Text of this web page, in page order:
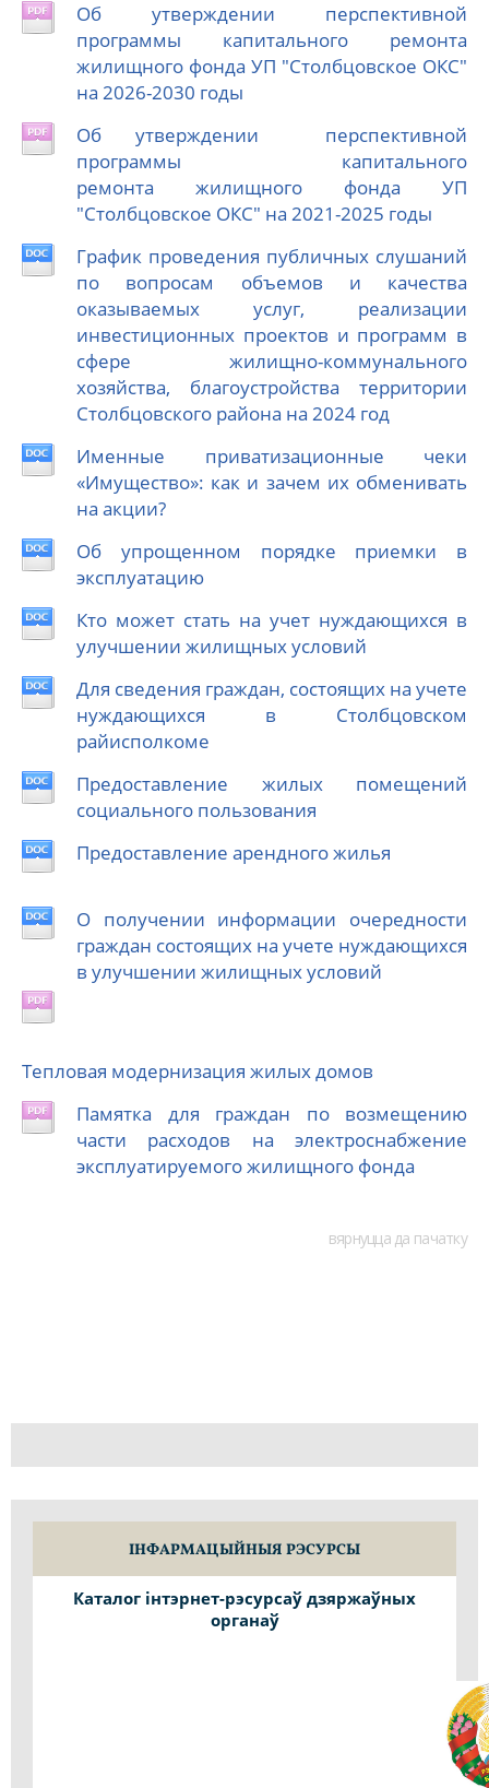
Об утверждении перспективной
программы капитального ремонта
жилищного фонда УП "Столбцовское ОКС"
на 2026-2030 годы
Об утверждении перспективной
программы капитального
ремонта жилищного фонда УП
"Столбцовское ОКС" на 2021-2025 годы
График проведения публичных слушаний
по вопросам объемов и качества
оказываемых услуг, реализации
инвестиционных проектов и программ в
сфере жилищно-коммунального
хозяйства, благоустройства территории
Столбцовского района на 2024 год
Именные приватизационные чеки
«Имущество»: как и зачем их обменивать
на акции?
Об упрощенном порядке приемки в
эксплуатацию
Кто может стать на учет нуждающихся в
улучшении жилищных условий
Для сведения граждан, состоящих на учете
нуждающихся в Столбцовском
райисполкоме
Предоставление жилых помещений
социального пользования
Предоставление арендного жилья
О получении информации очередности
граждан состоящих на учете нуждающихся
в улучшении жилищных условий
Тепловая модернизация жилых домов
Памятка для граждан по возмещению
части расходов на электроснабжение
эксплуатируемого жилищного фонда
вярнуцца да пачатку
ІНФАРМАЦЫЙНЫЯ РЭСУРСЫ
Каталог інтэрнет-рэсурсаў дзяржаўных
органаў